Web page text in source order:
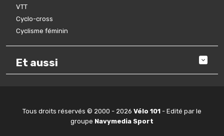
VTT
Cyclo-cross
Cyclisme féminin
Et aussi
Tous droits réservés © 2000 - 2026 Vélo 101 - Edité par le
groupe Navymedia Sport